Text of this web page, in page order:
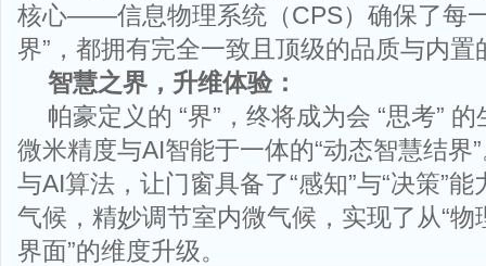
核心——信息物理系统（CPS）确保了每
界”，都拥有完全一致且顶级的品质与内置
智慧之界，升维体验：
帕豪定义的 “界”，终将成为会 “思考”
微米精度与AI智能于一体的“动态智慧结界
与AI算法，让门窗具备了“感知”与“决策”
气候，精妙调节室内微气候，实现了从“物
界面”的维度升级。